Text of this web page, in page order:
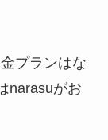
プランはな
narasuがお